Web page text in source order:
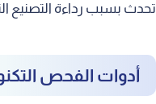
تحدث بسبب رداءة التصنيع
أدوات الفحص